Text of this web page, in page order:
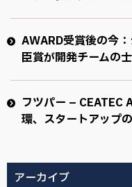
AWARD受賞後の今
臣賞が開発チームの
フツパー – CEATEC
環、スタートアップ
アーカイブ